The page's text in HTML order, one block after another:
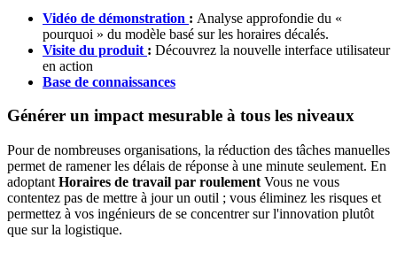
Vidéo de démonstration : Analyse approfondie du «
pourquoi » du modèle basé sur les horaires décalés.
Visite du produit : Découvrez la nouvelle interface utilisateur
en action
Base de connaissances
Générer un impact mesurable à tous les niveaux
Pour de nombreuses organisations, la réduction des tâches manuelles
permet de ramener les délais de réponse à une minute seulement. En
adoptant Horaires de travail par roulement Vous ne vous
contentez pas de mettre à jour un outil ; vous éliminez les risques et
permettez à vos ingénieurs de se concentrer sur l'innovation plutôt
que sur la logistique.